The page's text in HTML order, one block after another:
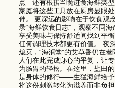
点；还有根据当晚进食海鲜类
家庭将这些工具放在厨房显眼
伸。 更深远的影响在于饮食观
录“海鲜饮食日志”，观察不同
享受美味与保持舒适间找到平
任何调理技术都更有价值。 夜
熄灭，“海润堂”的艾草香仍在
人们在此完成身心的平复，让
为肠胃的轻松。在这里，盐田
是身体的修行——生猛海鲜给予
将这份刺激转化为滋养而非负